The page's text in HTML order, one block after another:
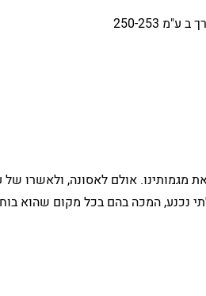
250-253
אולם לאסונה, ולאשרו של
נכנע, המכה בהם בכל מקום שהוא